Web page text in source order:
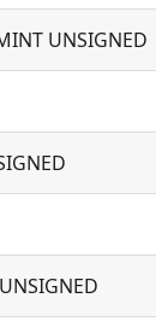
UNSIGNED